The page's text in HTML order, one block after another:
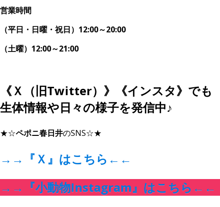
営業時間
（平日・日曜・祝日）12:00～20:00
（土曜）12:00～21:00
《Ｘ（旧Twitter）》《インスタ》でも
生体情報や日々の様子を発信中♪
★☆ペポニ春日井のSNS☆★
→→ 『Ｘ』はこちら ←←
→→ 『小動物Instagram』はこちら ←←